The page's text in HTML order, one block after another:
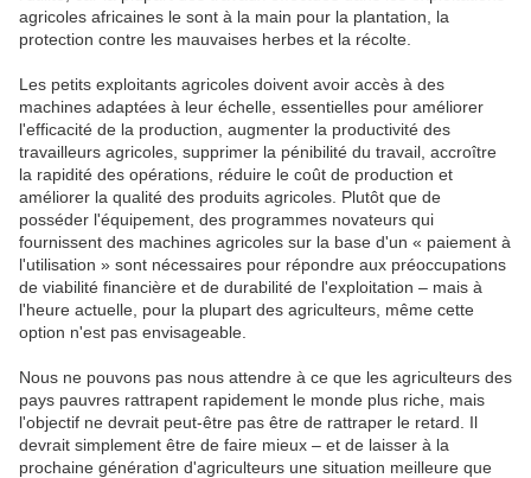
agricoles africaines le sont à la main pour la plantation, la
protection contre les mauvaises herbes et la récolte.
Les petits exploitants agricoles doivent avoir accès à des
machines adaptées à leur échelle, essentielles pour améliorer
l'efficacité de la production, augmenter la productivité des
travailleurs agricoles, supprimer la pénibilité du travail, accroître
la rapidité des opérations, réduire le coût de production et
améliorer la qualité des produits agricoles. Plutôt que de
posséder l'équipement, des programmes novateurs qui
fournissent des machines agricoles sur la base d'un « paiement à
l'utilisation » sont nécessaires pour répondre aux préoccupations
de viabilité financière et de durabilité de l'exploitation – mais à
l'heure actuelle, pour la plupart des agriculteurs, même cette
option n'est pas envisageable.
Nous ne pouvons pas nous attendre à ce que les agriculteurs des
pays pauvres rattrapent rapidement le monde plus riche, mais
l'objectif ne devrait peut-être pas être de rattraper le retard. Il
devrait simplement être de faire mieux – et de laisser à la
prochaine génération d'agriculteurs une situation meilleure que